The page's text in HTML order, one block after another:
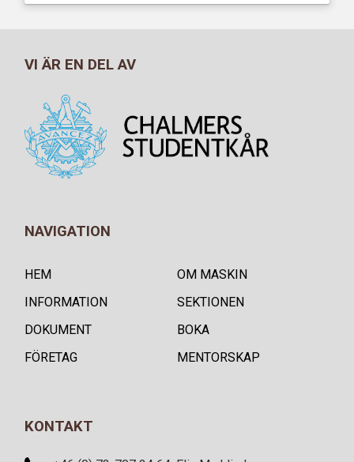
VI ÄR EN DEL AV
NAVIGATION
HEM
OM MASKIN
INFORMATION
SEKTIONEN
DOKUMENT
BOKA
FÖRETAG
MENTORSKAP
KONTAKT